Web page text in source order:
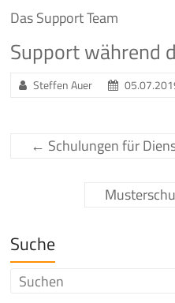
Das Support Team
Support während
Steffen Auer
← Schulungen für
Suche